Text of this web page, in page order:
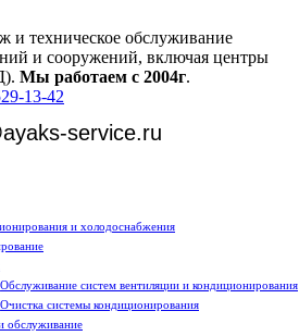
и техническое обслуживание
и сооружений, включая центры
Мы работаем с 2004г.
13-42
service.ru
и холодоснабжения
Обслуживание систем вентиляции и кондиционирования
Очистка системы кондиционирования
обслуживание